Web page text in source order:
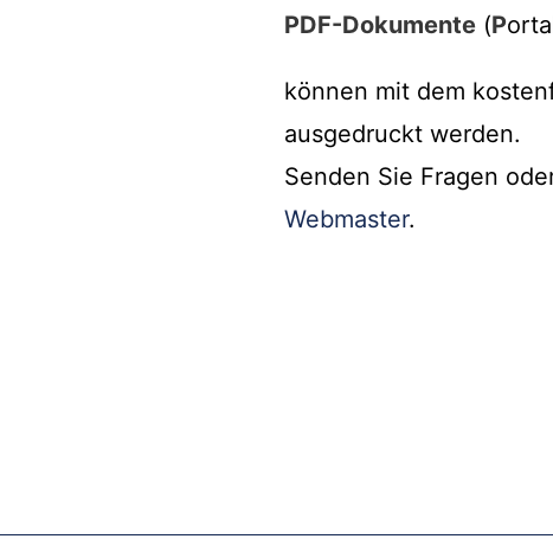
PDF-Dokumente (P
können mit dem
ausgedruckt werden.
Senden Sie Fragen
Webmaster.